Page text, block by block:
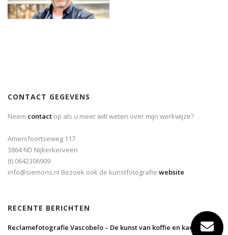
CONTACT GEGEVENS
Neem contact op als u meer wilt weten over mijn werkwijze?
Amersfoortseweg 117
3864 ND Nijkerkerveen
(t) 0642306909
info@siemons.nl Bezoek ook de kunstfotografie website
RECENTE BERICHTEN
Reclamefotografie Vascobelo – De kunst van koffie en karakter